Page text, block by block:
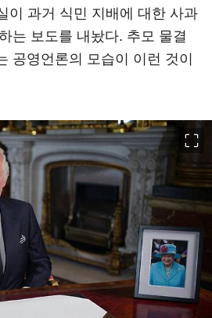
이 과거 식민 지배에 대한 사과
는 보도를 내놨다. 추모 물결
공영언론의 모습이 이런 것이